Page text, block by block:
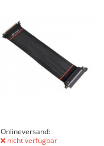
Onlineversand:
nicht verfügbar